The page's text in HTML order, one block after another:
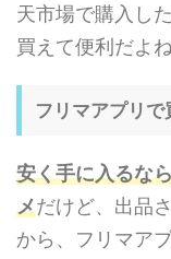
天市場で購入し
買えて便利だよね
フリマアプリで
安く手に入るな
メだけど、出品
から、フリマア